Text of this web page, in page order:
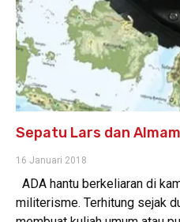
Sepatu Lars dan
16 Januari 2018
ADA hantu berkeliaran di
militerisme. Terhitung sejak